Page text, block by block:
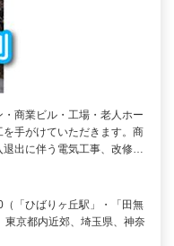
商業ビル・工場・老人ホー
手がけていただきます。商
出に伴う電気工事、改修…
「ひばりヶ丘駅」・「田無
京都内近郊、埼玉県、神奈